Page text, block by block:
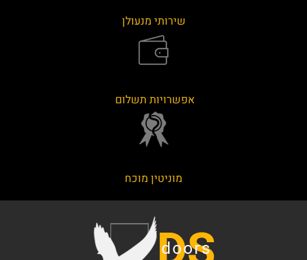
שירותי מנעולן
אפשרויות תשלום
מוניטין מוכח